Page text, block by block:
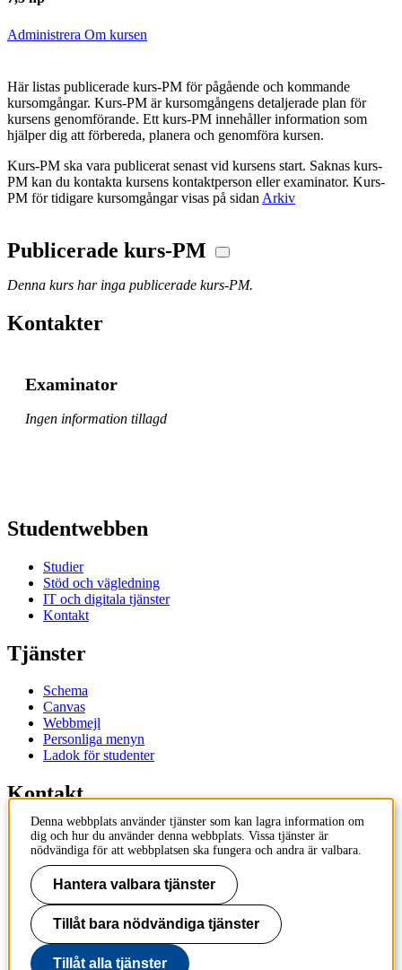
Administrera Om kursen
Här listas publicerade kurs-PM för pågående och kommande
kursomgångar. Kurs-PM är kursomgångens detaljerade plan för
kursens genomförande. Ett kurs-PM innehåller information som
hjälper dig att förbereda, planera och genomföra kursen.
Kurs-PM ska vara publicerat senast vid kursens start. Saknas kurs-
PM kan du kontakta kursens kontaktperson eller examinator. Kurs-
PM för tidigare kursomgångar visas på sidan Arkiv
Publicerade kurs-PM
Denna kurs har inga publicerade kurs-PM.
Kontakter
Examinator
Ingen information tillagd
Studentwebben
Studier
Stöd och vägledning
IT och digitala tjänster
Kontakt
Tjänster
Schema
Canvas
Webbmejl
Personliga menyn
Ladok för studenter
Kontakt
Kontakta utbildningsprogram
Kontakta kurs
IT-support
KTH Entré
KTH
100 44 Stockholm
+46 8 790 60 00
Denna webbplats använder tjänster som kan lagra information om
dig och hur du använder denna webbplats. Vissa tjänster är
nödvändiga för att webbplatsen ska fungera och andra är valbara.
Hantera valbara tjänster
Tillåt bara nödvändiga tjänster
Tillåt alla tjänster